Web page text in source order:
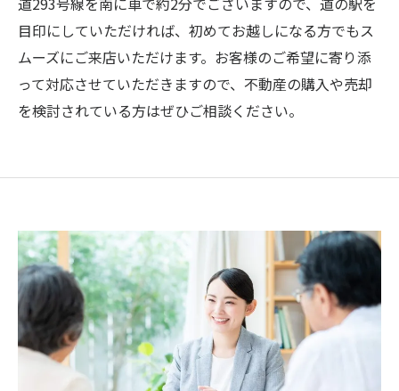
目印にしていただければ、初めてお越しになる方でもス
ムーズにご来店いただけます。お客様のご希望に寄り添
って対応させていただきますので、不動産の購入や売却
を検討されている方はぜひご相談ください。